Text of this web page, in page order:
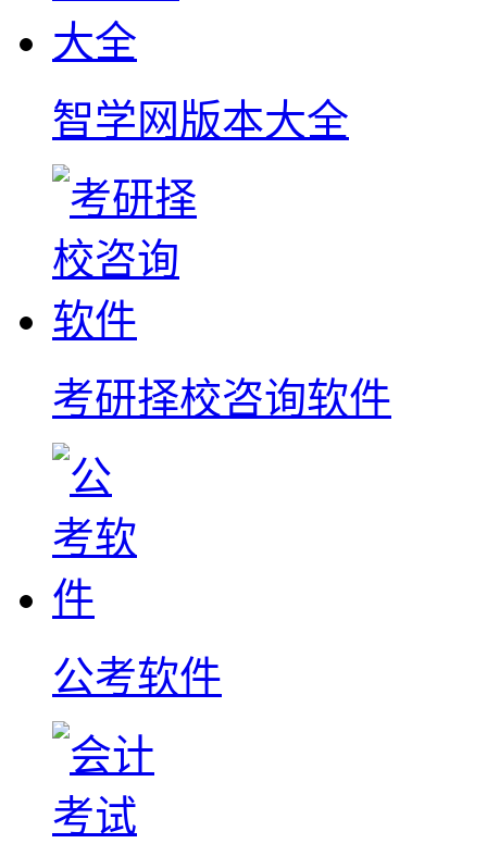
智学网版本大全
考研择校咨询软件
公考软件